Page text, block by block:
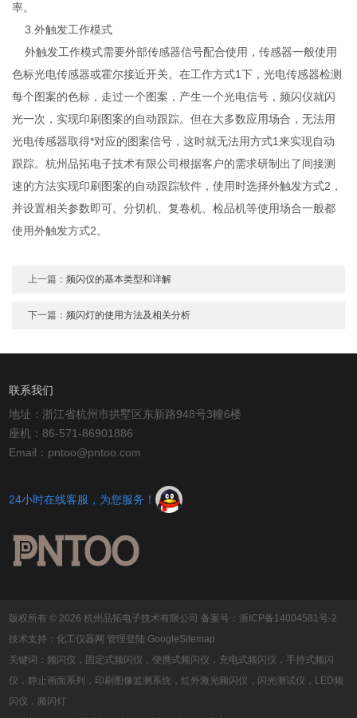
率。
3.外触发工作模式
外触发工作模式需要外部传感器信号配合使用，传感器一般使用
色标光电传感器或霍尔接近开关。在工作方式1下，光电传感器检测
每个图案的色标，走过一个图案，产生一个光电信号，频闪仪就闪
光一次，实现印刷图案的自动跟踪。但在大多数应用场合，无法用
光电传感器取得*对应的图案信号，这时就无法用方式1来实现自动
跟踪。杭州品拓电子技术有限公司根据客户的需求研制出了间接测
速的方法实现印刷图案的自动跟踪软件，使用时选择外触发方式2，
并设置相关参数即可。分切机、复卷机、检品机等使用场合一般都
使用外触发方式2。
上一篇：频闪仪的基本类型和详解
下一篇：频闪灯的使用方法及相关分析
联系我们
地址：浙江省杭州市拱墅区东新路948号3幢6楼
座机：86-571-86901886
Email：pntoo@pntoo.com
24小时在线客服，为您服务！
版权所有 © 2026 杭州品拓电子技术有限公司备案号：浙ICP备14004581号-2
技术支持：化工仪器网 管理登陆 GoogleSitemap
关键词：频闪仪，固定式频闪仪，便携式频闪仪，充电式频闪仪，手持式频闪
仪，静止画面系列，印刷图像监测系统，红外激光频闪仪，闪光测试仪，LED频
闪仪，频闪灯